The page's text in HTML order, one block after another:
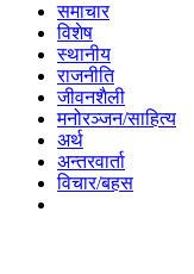
समाचार
विशेष
स्थानीय
राजनीति
जीवनशैली
मनोरञ्जन/साहित्य
अर्थ
अन्तरवार्ता
विचार/बहस